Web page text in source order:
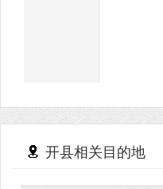
开县相关目的地